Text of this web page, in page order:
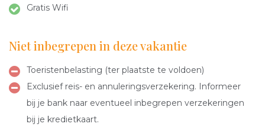
Gratis Wifi
Niet inbegrepen in deze vakantie
Toeristenbelasting (ter plaatste te voldoen)
Exclusief reis- en annuleringsverzekering. Informeer
bij je bank naar eventueel inbegrepen verzekeringen
bij je kredietkaart.